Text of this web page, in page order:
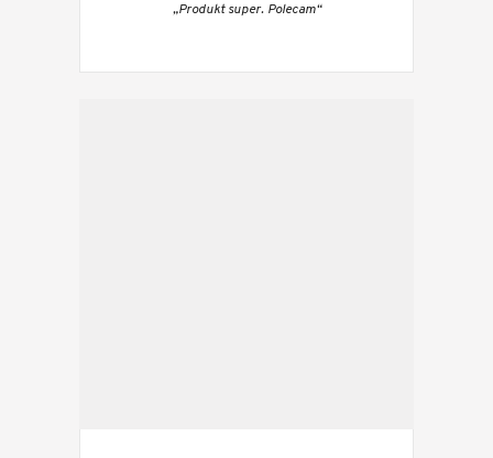
„Produkt super. Polecam“